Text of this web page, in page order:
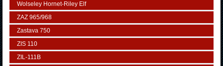
Wolseley Hornet-Riley Elf
ZAZ 965/968
Zastava 750
ZIS 110
ZIL-111В